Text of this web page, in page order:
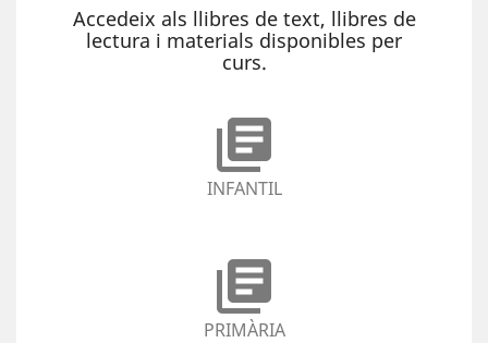
Accedeix als llibres de text, llibres de
lectura i materials disponibles per
curs.
library_books
INFANTIL
library_books
PRIMÀRIA